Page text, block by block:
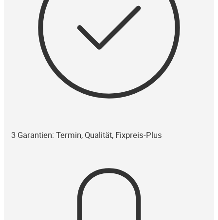
3 Garantien: Termin, Qualität, Fixpreis-Plus